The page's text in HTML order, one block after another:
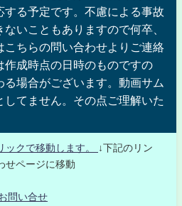
する予定です。不慮による事故
いこともありますので何卒、
こちらの問い合わせよりご連絡
作成時点の日時のものですの
る場合がございます。動画サム
してません。その点ご理解いた
ックで移動します。
↓下記のリン
せページに移動
問い合せ